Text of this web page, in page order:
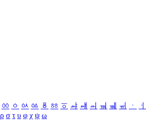
ㆀ ㆁ ㆂ ㆃ ㆄ ㆅ ㆆ ㆇ ㆈ ㆉ ㆊ ㆋ ㆌ ㆍ
ㆎ
ρ σ τ υ φ χ ψ ω